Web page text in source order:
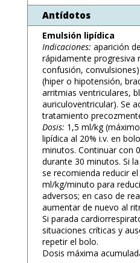
Antídotos
Emulsión lipídica
Indicaciones: aparición
rápidamente progresiva
confusión,
(hiper o hipotensión,
arritmias ventriculares,
auriculoventricular). Se
tratamiento
Dosis: 1,5 ml/kg
lipídica al 20% i.v. en
minutos. Continuar con
durante 30 minutos. Si
se recomienda reducir
ml/kg/minuto para
adversos; en caso de
aumentar de nuevo al
Si parada
situaciones críticas y
repetir el bolo.
Dosis máxima